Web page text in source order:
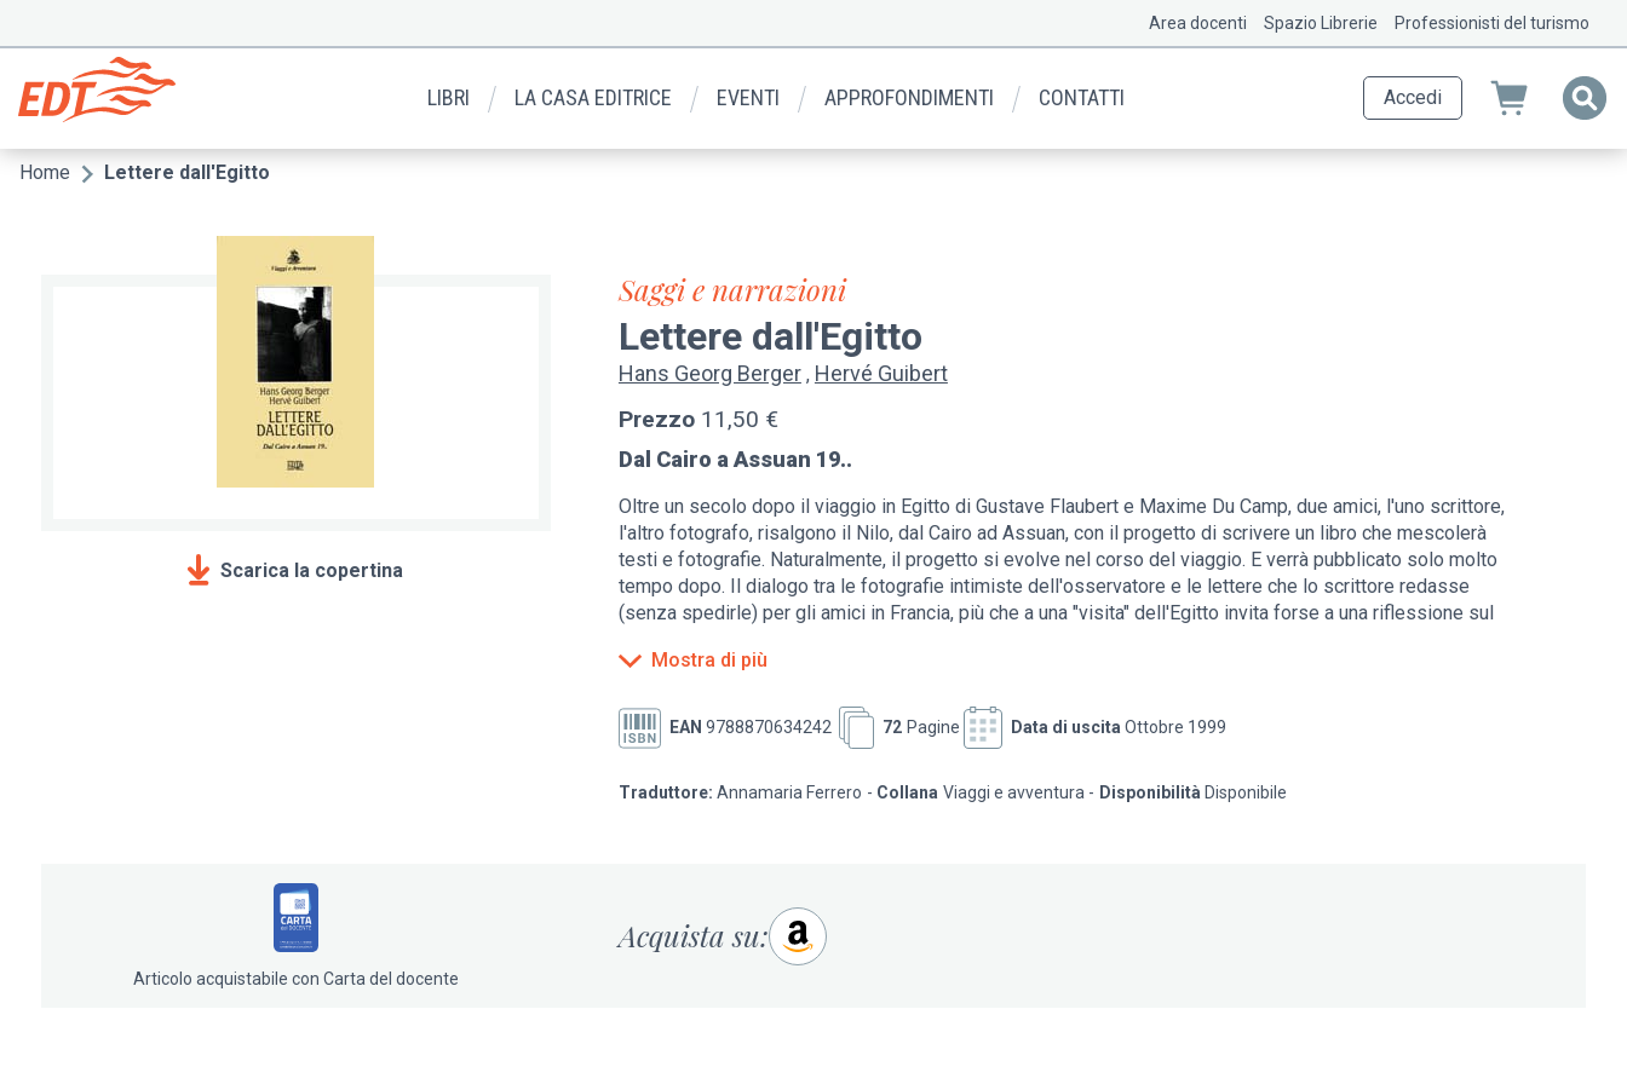
contenuto
principale
Menu
secondario
Area docenti Spazio Librerie Professionisti del turismo
LIBRI LA CASA EDITRICE EVENTI APPROFONDIMENTI CONTATTI Accedi
Briciole
Home Lettere dall'Egitto
Scarica la copertina
Saggi e narrazioni
Lettere dall'Egitto
Hans Georg Berger Hervé Guibert
Prezzo 11,50 €
Dal Cairo a Assuan 19..
Oltre un secolo dopo il viaggio in Egitto di Gustave Flaubert e Maxime Du Camp, due amici, l'uno scrittore,
l'altro fotografo, risalgono il Nilo, dal Cairo ad Assuan, con il progetto di scrivere un libro che mescolerà
testi e fotografie. Naturalmente, il progetto si evolve nel corso del viaggio. E verrà pubblicato solo molto
tempo dopo. Il dialogo tra le fotografie intimiste dell'osservatore e le lettere che lo scrittore redasse
(senza spedirle) per gli amici in Francia, più che a una "visita" dell'Egitto invita forse a una riflessione sul
obbligati per rivelare, tra piacere ed esasperazione, un modo singolare di scoprire un paese. La
sensibile della narrazione mentre le fotografie, in contrappunto, scelgono l'Egitto come cornice per un
affettuoso ritratto di Hervé Guibert. (Christian Caujolle)
Mostra di più
EAN 9788870634242 Pagine
72 Data di uscita Ottobre 1999
Traduttore: Annamaria Ferrero Collana Viaggi e avventura Disponibilità Disponibile
Acquista su:
Articolo acquistabile con Carta del docente